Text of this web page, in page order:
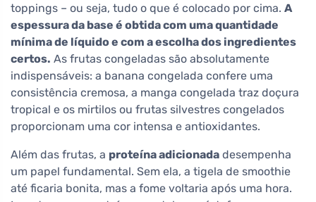
toppings – ou seja, tudo o que é colocado por cima. A
espessura da base é obtida com uma quantidade
mínima de líquido e com a escolha dos ingredientes
certos. As frutas congeladas são absolutamente
indispensáveis: a banana congelada confere uma
consistência cremosa, a manga congelada traz doçura
tropical e os mirtilos ou frutas silvestres congelados
proporcionam uma cor intensa e antioxidantes.
Além das frutas, a proteína adicionada desempenha
um papel fundamental. Sem ela, a tigela de smoothie
até ficaria bonita, mas a fome voltaria após uma hora.